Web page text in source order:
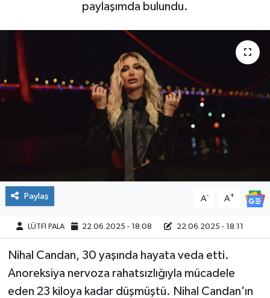
paylaşımda bulundu.
Paylaş A- A+
LÜTFİ PALA 22.06.2025 - 18:08 22.06.2025 - 18:11
Nihal Candan, 30 yaşında hayata veda etti.
Anoreksiya nervoza rahatsızlığıyla mücadele
eden 23 kiloya kadar düşmüştü. Nihal Candan'ın